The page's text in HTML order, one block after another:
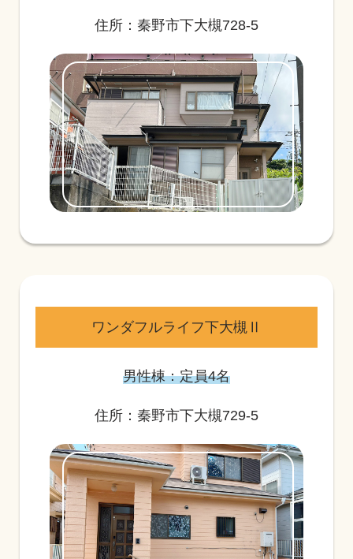
住所：秦野市下大槻728-5
ワンダフルライフ下大槻Ⅱ
男性棟：定員4名
住所：秦野市下大槻729-5